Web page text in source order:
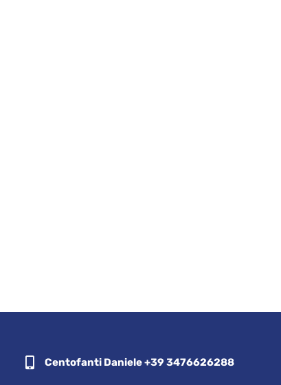
Centofanti Daniele +39 3476626288